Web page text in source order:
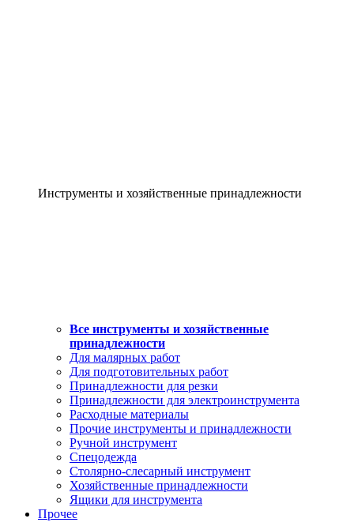
Инструменты и хозяйственные принадлежности
Все инструменты и хозяйственные
принадлежности
Для малярных работ
Для подготовительных работ
Принадлежности для резки
Принадлежности для электроинструмента
Расходные материалы
Прочие инструменты и принадлежности
Ручной инструмент
Спецодежда
Столярно-слесарный инструмент
Хозяйственные принадлежности
Ящики для инструмента
Прочее